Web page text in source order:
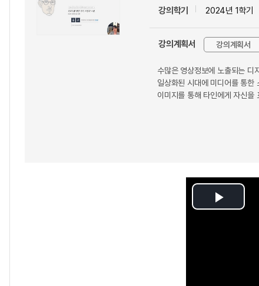
강의학기
2024년 1학기
강의계획서 강의계획서
수많은 영상정보에 노출되는 디
일상화된 시대에 미디어를 통한
이미지를 통해 타인에게 자신을
Play